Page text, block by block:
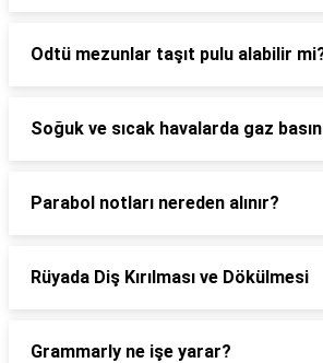
Odtü mezunlar taşıt pulu alabilir
Soğuk ve sıcak havalarda gaz
Parabol notları nereden alınır?
Rüyada Diş Kırılması ve Dökülmesi
Grammarly ne işe yarar?